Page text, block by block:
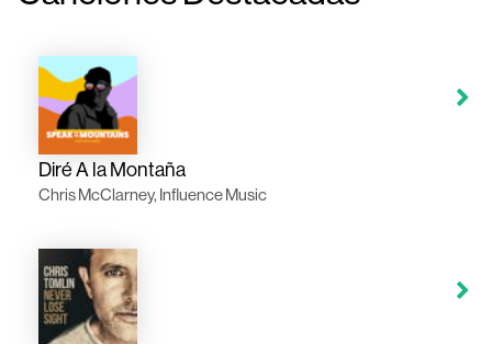
Diré A la Montaña
Chris McClarney, Influence Music